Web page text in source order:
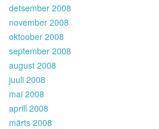
detsember 2008
november 2008
oktoober 2008
september 2008
august 2008
juuli 2008
mai 2008
aprill 2008
märts 2008